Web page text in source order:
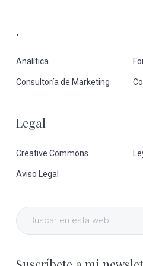
.
Analítica
Consultoría de Marketing
Legal
Creative Commons
Aviso Legal
Buscar
en